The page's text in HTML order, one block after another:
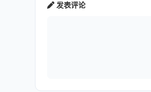
发表评论